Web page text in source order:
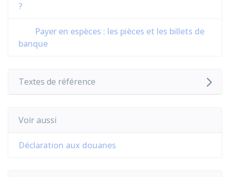
?
Payer en espèces : les pièces et les billets de
banque
Textes de référence
Voir aussi
Déclaration aux douanes